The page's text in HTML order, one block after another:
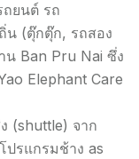
ถยนต์ รถ
น (ตุ๊กตุ๊ก, รถสอง
น Ban Pru Nai ซึ่ง
Elephant Care
(shuttle) จาก
ปรแกรมช้าง as